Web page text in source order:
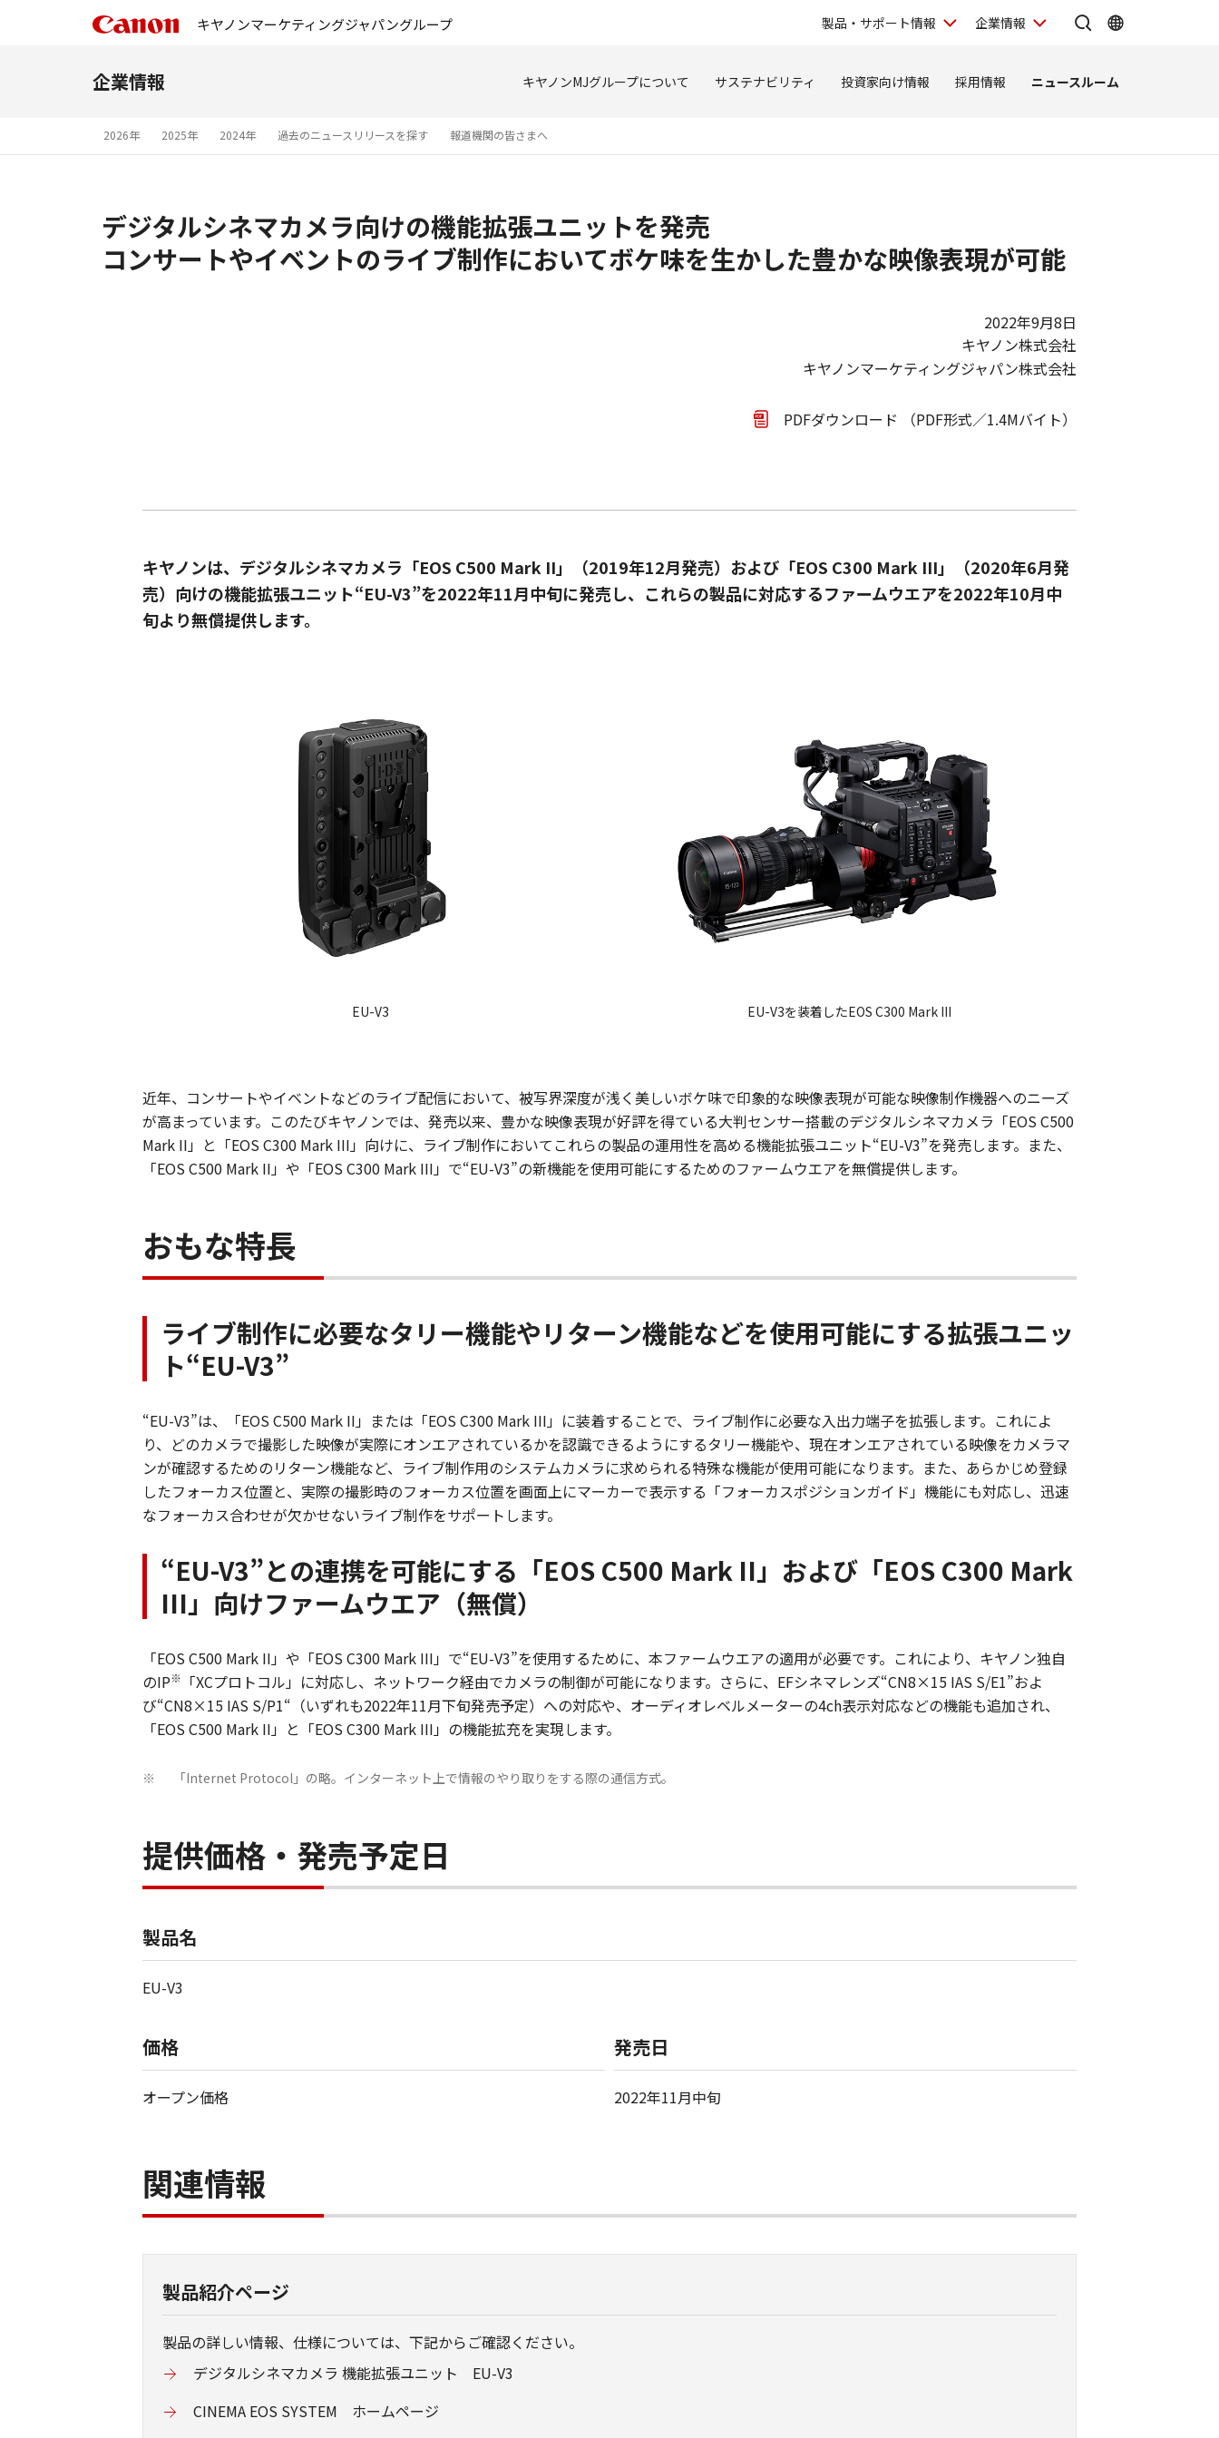
キヤノンマーケティングジャパングループ 製品・サポート情報 企業情報
企業情報 キヤノンMJグループについて サステナビリティ 投資家向け情報 採用情報 ニュースルーム
2026年 2025年 2024年 過去のニュースリリースを探す 報道機関の皆さまへ
デジタルシネマカメラ向けの機能拡張ユニットを発売
コンサートやイベントのライブ制作においてボケ味を生かした豊かな映像表現が可能
2022年9月8日
キヤノン株式会社
キヤノンマーケティングジャパン株式会社
PDFダウンロード （PDF形式／1.4Mバイト）
キヤノンは、デジタルシネマカメラ「EOS C500 Mark II」（2019年12月発売）および「EOS C300 Mark III」（2020年6月発
売）向けの機能拡張ユニット“EU-V3”を2022年11月中旬に発売し、これらの製品に対応するファームウエアを2022年10月中
旬より無償提供します。
EU-V3 EU-V3を装着したEOS C300 Mark III
近年、コンサートやイベントなどのライブ配信において、被写界深度が浅く美しいボケ味で印象的な映像表現が可能な映像制作機器へのニーズ
が高まっています。このたびキヤノンでは、発売以来、豊かな映像表現が好評を得ている大判センサー搭載のデジタルシネマカメラ「EOS C500
Mark II」と「EOS C300 Mark III」向けに、ライブ制作においてこれらの製品の運用性を高める機能拡張ユニット“EU-V3”を発売します。また、
「EOS C500 Mark II」や「EOS C300 Mark III」で“EU-V3”の新機能を使用可能にするためのファームウエアを無償提供します。
おもな特長
ライブ制作に必要なタリー機能やリターン機能などを使用可能にする拡張ユニッ
ト“EU-V3”
“EU-V3”は、「EOS C500 Mark II」または「EOS C300 Mark III」に装着することで、ライブ制作に必要な入出力端子を拡張します。これによ
り、どのカメラで撮影した映像が実際にオンエアされているかを認識できるようにするタリー機能や、現在オンエアされている映像をカメラマ
ンが確認するためのリターン機能など、ライブ制作用のシステムカメラに求められる特殊な機能が使用可能になります。また、あらかじめ登録
したフォーカス位置と、実際の撮影時のフォーカス位置を画面上にマーカーで表示する「フォーカスポジションガイド」機能にも対応し、迅速
なフォーカス合わせが欠かせないライブ制作をサポートします。
“EU-V3”との連携を可能にする「EOS C500 Mark II」および「EOS C300 Mark
III」向けファームウエア（無償）
「EOS C500 Mark II」や「EOS C300 Mark III」で“EU-V3”を使用するために、本ファームウエアの適用が必要です。これにより、キヤノン独自
のIP※
「XCプロトコル」に対応し、ネットワーク経由でカメラの制御が可能になります。さらに、EFシネマレンズ“CN8×15 IAS S/E1”およ
び“CN8×15 IAS S/P1“（いずれも2022年11月下旬発売予定）への対応や、オーディオレベルメーターの4ch表示対応などの機能も追加され、
「EOS C500 Mark II」と「EOS C300 Mark III」の機能拡充を実現します。
※ 「Internet Protocol」の略。インターネット上で情報のやり取りをする際の通信方式。
提供価格・発売予定日
製品名
EU-V3
価格
オープン価格
発売日
2022年11月中旬
関連情報
製品紹介ページ
製品の詳しい情報、仕様については、下記からご確認ください。
デジタルシネマカメラ 機能拡張ユニット EU-V3
CINEMA EOS SYSTEM ホームページ